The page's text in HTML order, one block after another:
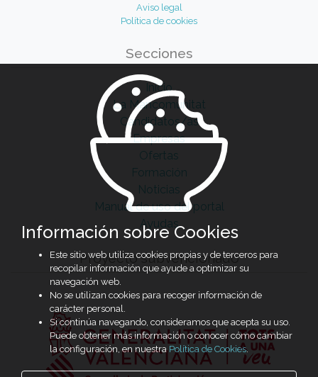
Aviso legal
Política de cookies
Secciones
Inicio
La Mancomunitat
Candidatos/as
Empresas
Ofertas
Formación
Noticias
Manual de uso del portal
Ayudas
Proyecto subvencionado
Información sobre Cookies
Este sitio web utiliza cookies propias y de terceros para
recopilar información que ayude a optimizar su
navegación web.
No se utilizan cookies para recoger información de
carácter personal.
Si continúa navegando, consideramos que acepta su uso.
Puede obtener más información o conocer cómo cambiar
la configuración, en nuestra Política de Cookies.